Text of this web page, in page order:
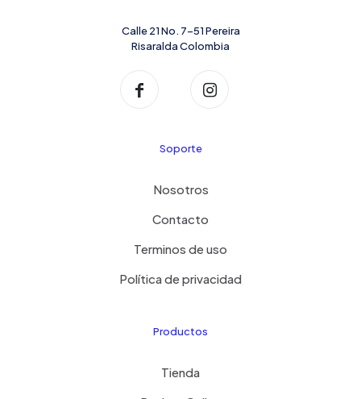
Calle 21 No. 7-51 Pereira
Risaralda Colombia
Soporte
Nosotros
Contacto
Terminos de uso
Política de privacidad
Productos
Tienda